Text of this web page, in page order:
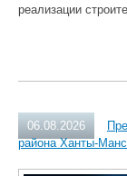
реализации
06.08.2026
района Ханты-